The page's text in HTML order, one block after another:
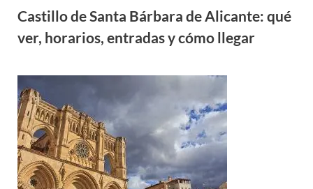
Castillo de Santa Bárbara de Alicante: qué
ver, horarios, entradas y cómo llegar